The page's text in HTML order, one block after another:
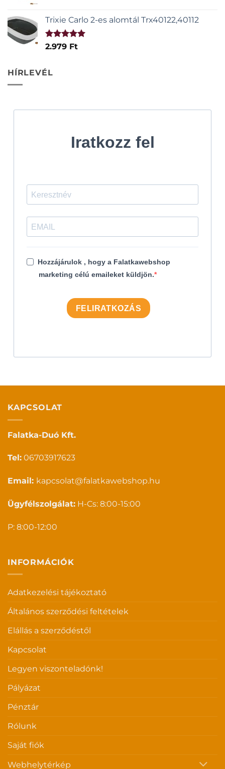
Trixie Carlo 2-es alomtál Trx40122,40112
Értékelés:
2.979 Ft
HÍRLEVÉL
Iratkozz fel
Hozzájárulok , hogy a Falatkawebshop
marketing célú emaileket küldjön.
FELIRATKOZÁS
KAPCSOLAT
Falatka-Duó Kft.
Tel: 06703917623
Email: kapcsolat@falatkawebshop.hu
Ügyfélszolgálat: H-Cs: 8:00-15:00
P: 8:00-12:00
INFORMÁCIÓK
Adatkezelési tájékoztató
Általános szerződési feltételek
Elállás a szerződéstől
Kapcsolat
Legyen viszonteladónk!
Pályázat
Pénztár
Rólunk
Saját fiók
Webhelytérkép